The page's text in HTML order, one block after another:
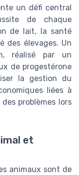
un défi central
de chaque
de lait, la santé
des élevages. Un
réalisé par un
de progestérone
la gestion du
liées à
problèmes lors
et
animaux sont de